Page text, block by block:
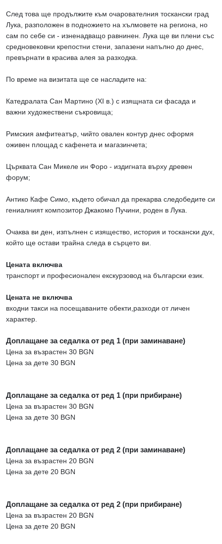
След това ще продължите към очарователния тоскански град
Лука, разположен в подножието на хълмовете на региона, но
сам по себе си - изненадващо равнинен. Лука ще ви плени със
средновековни крепостни стени, запазени напълно до днес,
превърнати в красива алея за разходка.
По време на визитата ще се насладите на:
Катедралата Сан Мартино (XI в.) с изящната си фасада и
важни художествени съкровища;
Римския амфитеатър, чийто овален контур днес оформя
оживен площад с кафенета и магазинчета;
Църквата Сан Микеле ин Форо - издигната върху древен
форум;
Антико Кафе Симо, където обичал да прекарва следобедите си
гениалният композитор Джакомо Пучини, роден в Лука.
Очаква ви ден, изпълнен с изящество, история и тоскански дух,
който ще остави трайна следа в сърцето ви.
Цената включва
транспорт и професионален екскурзовод на български език.
Цената не включва
входни такси на посещаваните обекти,разходи от личен
характер.
Доплащане за седалка от ред 1 (при заминаване)
Цена за възрастен 30 BGN
Цена за дете 30 BGN
Доплащане за седалка от ред 1 (при прибиране)
Цена за възрастен 30 BGN
Цена за дете 30 BGN
Доплащане за седалка от ред 2 (при заминаване)
Цена за възрастен 20 BGN
Цена за дете 20 BGN
Доплащане за седалка от ред 2 (при прибиране)
Цена за възрастен 20 BGN
Цена за дете 20 BGN